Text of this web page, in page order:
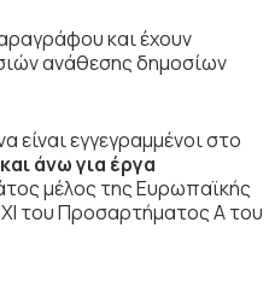
και έχουν
ανάθεσης δημοσίων
είναι εγγεγραμμένοι στο
και άνω για έργα
μέλος της Ευρωπαϊκής
του Προσαρτήματος Α του